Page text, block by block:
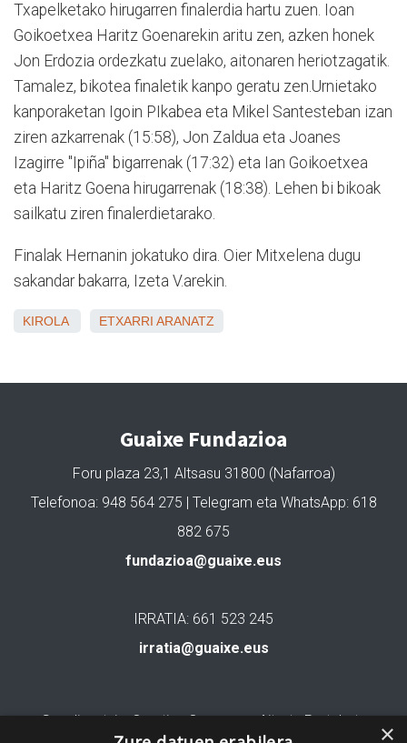
Txapelketako hirugarren finalerdia hartu zuen. Ioan
Goikoetxea Haritz Goenarekin aritu zen, azken honek
Jon Erdozia ordezkatu zuelako, aitonaren heriotzagatik.
Tamalez, bikotea finaletik kanpo geratu zen.Urnietako
kanporaketan Igoin PIkabea eta Mikel Santesteban izan
ziren azkarrenak (15:58), Jon Zaldua eta Joanes
Izagirre "Ipiña" bigarrenak (17:32) eta Ian Goikoetxea
eta Haritz Goena hirugarrenak (18:38). Lehen bi bikoak
sailkatu ziren finalerdietarako.
Finalak Hernanin jokatuko dira. Oier Mitxelena dugu
sakandar bakarra, Izeta V.arekin.
KIROLA ETXARRI ARANATZ
Guaixe Fundazioa
Foru plaza 23,1 Altsasu 31800 (Nafarroa)
Telefonoa: 948 564 275 | Telegram eta WhatsApp: 618
882 675
fundazioa@guaixe.eus
IRRATIA: 661 523 245
irratia@guaixe.eus
Gure lizentzia: Creative Commons Aitortu Partekatu ×